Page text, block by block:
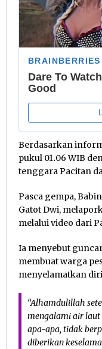
Berdasarkan
pukul 01.06 WIB
tenggara Pacitan
Pasca gempa,
Gatot Dwi,
melalui video dari
Ia menyebut
membuat warga
menyelamatkan
“Alhamdulillah
mengalami air
apa-apa, tidak
diberikan